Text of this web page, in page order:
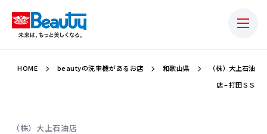
HOME beautyの洗車機があるお店 和歌山県
（株）大上石油
店 – 打田ＳＳ
（株）大上石油店